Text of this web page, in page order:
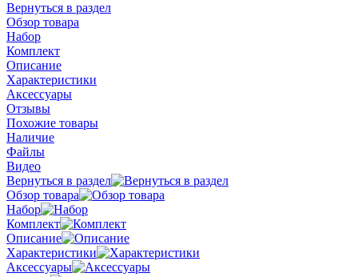
Вернуться в раздел
Обзор товара
Набор
Комплект
Описание
Характеристики
Аксессуары
Отзывы
Похожие товары
Наличие
Файлы
Видео
Вернуться в раздел
Обзор товара
Набор
Комплект
Описание
Характеристики
Аксессуары